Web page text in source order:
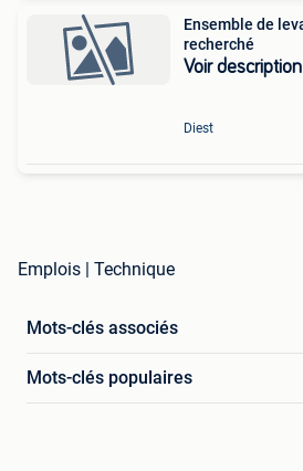
Ensemble de
recherché
Voir description
Diest
Emplois | Technique
Mots-clés associés
Mots-clés populaires